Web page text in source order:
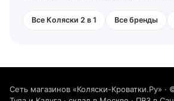
Все Коляски 2 в 1 Все бренды
Сеть магазинов «Коляски-Кроватки.Ру» ·